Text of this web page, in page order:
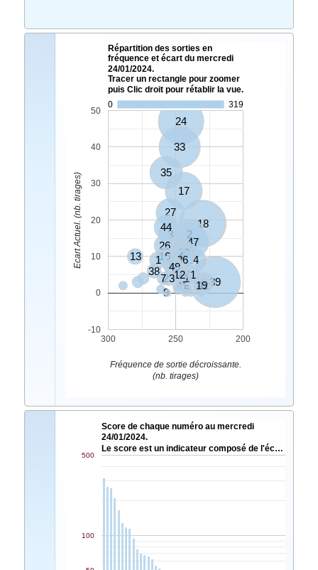
Répartition des sorties en
fréquence et écart du mercredi
24/01/2024.
Tracer un rectangle pour zoomer
puis Clic droit pour rétablir la vue.
0
319
39
18
24
33
17
35
2
47
27
14
3
10
30
44
4
26
36
8
16
21
40
46
1
628
42
48
49
11
12
13
19
23
38
7
45
5
9
300 250 200
-10
0
10
20
30
40
50
Fréquence de sortie décroissante.
(nb. tirages)
Ecart Actuel. (nb. tirages)
Score de chaque numéro au mercredi
24/01/2024.
Le score est un indicateur composé de l'éc…
100
500